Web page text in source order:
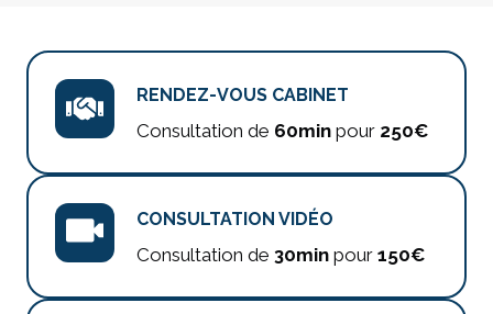
RENDEZ-VOUS CABINET
Consultation de 60min pour 250€
CONSULTATION VIDÉO
Consultation de 30min pour 150€